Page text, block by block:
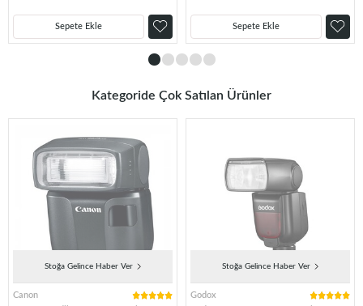
Sepete Ekle Sepete Ekle
Kategoride Çok Satılan Ürünler
Stoğa Gelince Haber Ver
Canon
Stoğa Gelince Haber Ver
Godox